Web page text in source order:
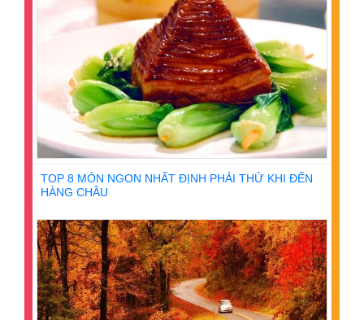
TOP 8 MÓN NGON NHẤT ĐỊNH PHẢI THỬ KHI ĐẾN
HÀNG CHÂU